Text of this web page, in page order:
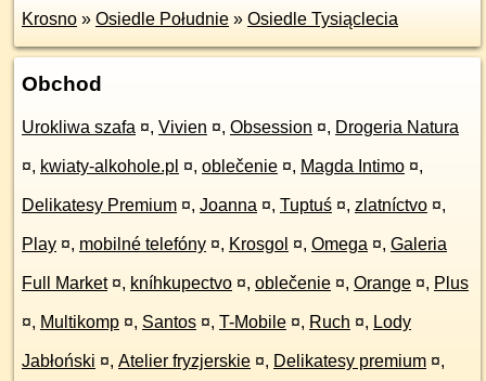
Krosno » Osiedle Południe » Osiedle Tysiąclecia
Obchod
Urokliwa szafa ¤, Vivien ¤, Obsession ¤, Drogeria Natura
¤, kwiaty-alkohole.pl ¤, oblečenie ¤, Magda Intimo ¤,
Delikatesy Premium ¤, Joanna ¤, Tuptuś ¤, zlatníctvo ¤,
Play ¤, mobilné telefóny ¤, Krosgol ¤, Omega ¤, Galeria
Full Market ¤, kníhkupectvo ¤, oblečenie ¤, Orange ¤, Plus
¤, Multikomp ¤, Santos ¤, T-Mobile ¤, Ruch ¤, Lody
Jabłoński ¤, Atelier fryzjerskie ¤, Delikatesy premium ¤,